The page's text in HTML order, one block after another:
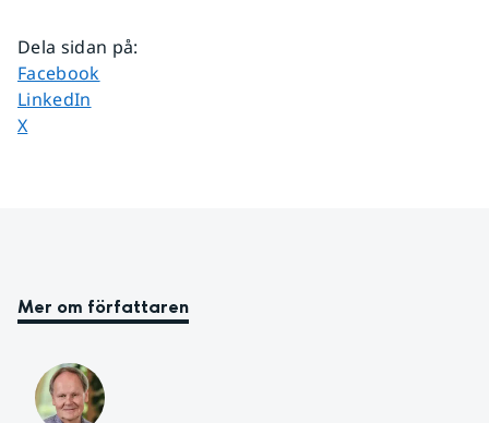
Dela sidan på:
Dela sidan på
Facebook
Dela sidan på
LinkedIn
Dela sidan på
X
Mer om författaren